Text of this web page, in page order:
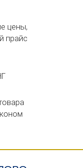
цены,
прайс